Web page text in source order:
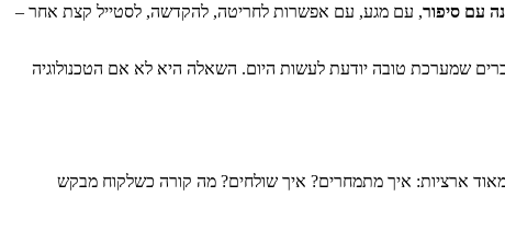
עם סיפור, עם מגע, עם אפשרות לחריטה, להקדשה, לסטייל קצת אחר –
שמערכת טובה יודעת לעשות היום. השאלה היא לא אם הטכנולוגיה
מאוד ארציות: איך מתמחרים? איך שולחים? מה קורה כשלקוח מבקש